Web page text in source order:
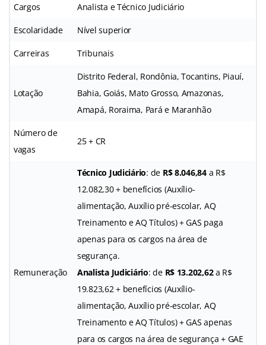
Cargos Analista e Técnico Judiciário
Escolaridade Nível superior
Carreiras Tribunais
Lotação
Distrito Federal, Rondônia, Tocantins, Piauí,
Bahia, Goiás, Mato Grosso, Amazonas,
Amapá, Roraima, Pará e Maranhão
Número de
vagas
25 + CR
Remuneração
Técnico Judiciário: de R$ 8.046,84a R$
12.082,30 + benefícios (Auxílio-
alimentação, Auxílio pré-escolar, AQ
Treinamento e AQ Títulos) + GAS paga
apenas para os cargos na área de
segurança.
Analista Judiciário: de R$ 13.202,62a R$
19.823,62 + benefícios (Auxílio-
alimentação, Auxílio pré-escolar, AQ
Treinamento e AQ Títulos) + GAS apenas
para os cargos na área de segurança + GAE